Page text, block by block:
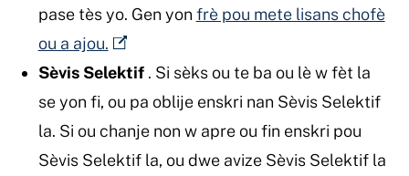
pase tès yo. Gen yon frè pou mete lisans chofè
ou a ajou.
Sèvis Selektif. Si sèks ou te ba ou lè w fèt la
se yon fi, ou pa oblije enskri nan Sèvis Selektif
la. Si ou chanje non w apre ou fin enskri pou
Sèvis Selektif la, ou dwe avize Sèvis Selektif la